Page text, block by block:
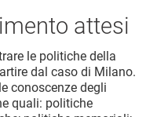
attesi
le politiche della
dal caso di Milano.
conoscenze degli
quali: politiche